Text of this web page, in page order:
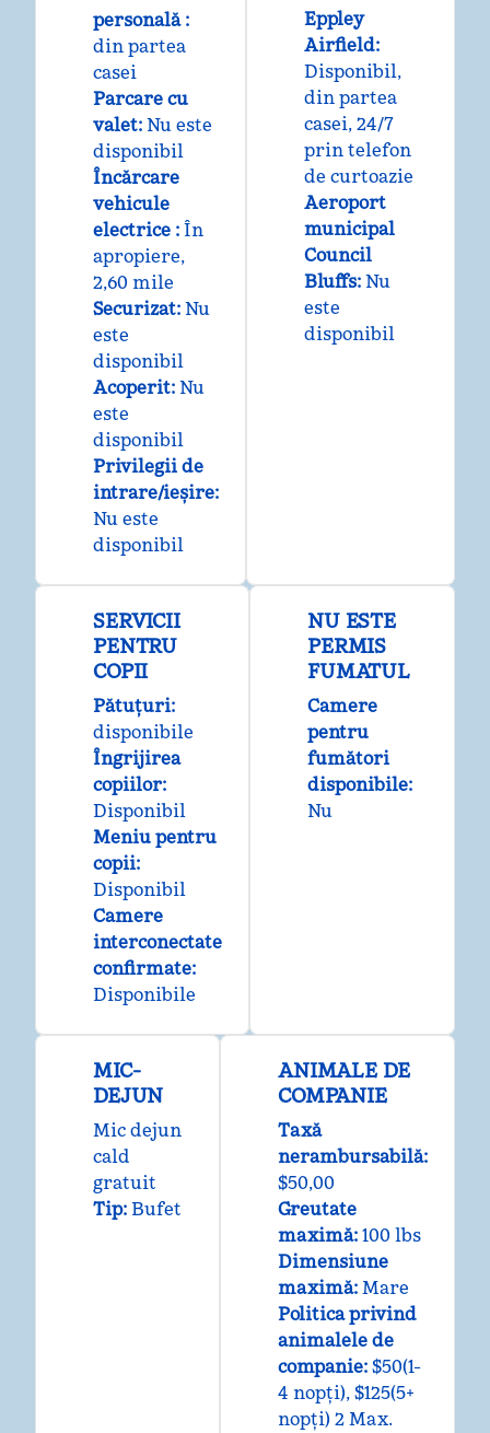
personală :
din partea
casei
Parcare cu
valet: Nu este
disponibil
Încărcare
vehicule
electrice : În
apropiere,
2,60 mile
Securizat: Nu
este
disponibil
Acoperit: Nu
este
disponibil
Privilegii de
intrare/ieșire:
Nu este
disponibil
Eppley
Airfield:
Disponibil,
din partea
casei, 24/7
prin telefon
de curtoazie
Aeroport
municipal
Council
Bluffs: Nu
este
disponibil
SERVICII
PENTRU
COPII
Pătuțuri:
disponibile
Îngrijirea
copiilor:
Disponibil
Meniu pentru
copii:
Disponibil
Camere
interconectate
confirmate:
Disponibile
NU ESTE
PERMIS
FUMATUL
Camere
pentru
fumători
disponibile:
Nu
MIC-
DEJUN
Mic dejun
cald
gratuit
Tip: Bufet
ANIMALE DE
COMPANIE
Taxă
nerambursabilă:
$50,00
Greutate
maximă: 100 lbs
Dimensiune
maximă: Mare
Politica privind
animalele de
companie: $50(1-
4 nopți), $125(5+
nopți) 2 Max.